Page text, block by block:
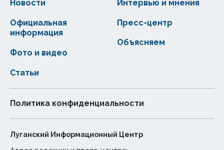
Новости
Статьи
Официальная
информация
Интервью и мнения
Фото и видео
Пресс-центр
Объясняем
Политика конфиденциальности
Луганский Информационный Центр